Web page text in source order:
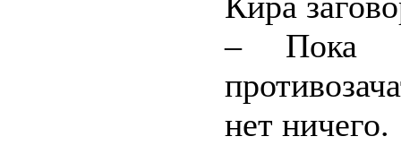
– Пока
нет ничего.